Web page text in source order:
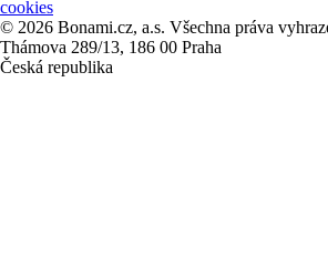
cookies
© 2026 Bonami.cz, a.s. Všechna práva
Thámova 289/13, 186 00 Praha
Česká republika